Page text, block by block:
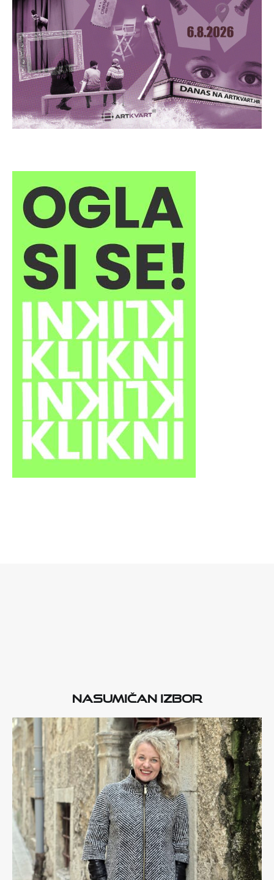
Nasumičan izbor